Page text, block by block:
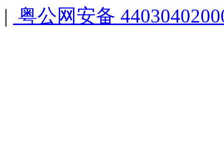
| 粤公网安备